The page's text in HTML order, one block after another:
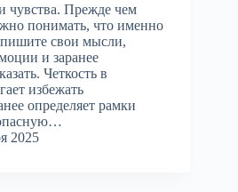
чувства. Прежде чем
понимать, что именно
свои мысли,
и заранее
Четкость в
избежать
определяет рамки
2025